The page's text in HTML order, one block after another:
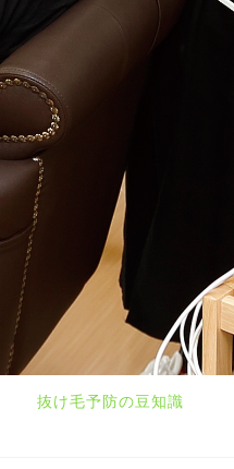
抜け毛予防の豆知識